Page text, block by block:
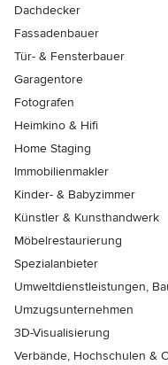
Dachdecker
Fassadenbauer
Tür- & Fensterbauer
Garagentore
Fotografen
Heimkino & Hifi
Home Staging
Immobilienmakler
Kinder- & Babyzimmer
Künstler & Kunsthandwerk
Möbelrestaurierung
Spezialanbieter
Umweltdienstleistungen,
Umzugsunternehmen
3D-Visualisierung
Verbände, Hochschulen &